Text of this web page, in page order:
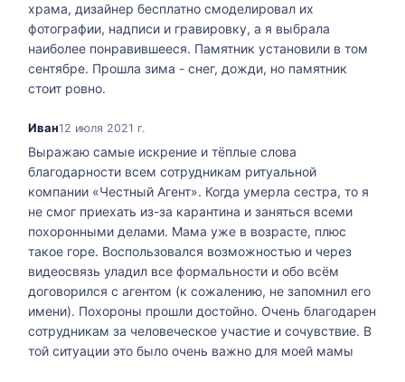
храма, дизайнер бесплатно смоделировал их
фотографии, надписи и гравировку, а я выбрала
наиболее понравившееся. Памятник установили в том
сентябре. Прошла зима - снег, дожди, но памятник
стоит ровно.
Иван12 июля 2021 г.
Выражаю самые искрение и тёплые слова
благодарности всем сотрудникам ритуальной
компании «Честный Агент». Когда умерла сестра, то я
не смог приехать из-за карантина и заняться всеми
похоронными делами. Мама уже в возрасте, плюс
такое горе. Воспользовался возможностью и через
видеосвязь уладил все формальности и обо всём
договорился с агентом (к сожалению, не запомнил его
имени). Похороны прошли достойно. Очень благодарен
сотрудникам за человеческое участие и сочувствие. В
той ситуации это было очень важно для моей мамы